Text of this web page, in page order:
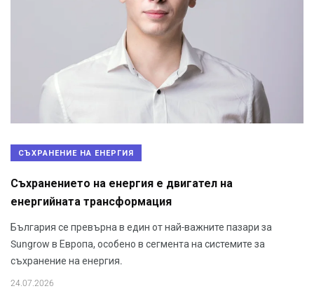
СЪХРАНЕНИЕ НА ЕНЕРГИЯ
Съхранението на енергия е двигател на
енергийната трансформация
България се превърна в един от най-важните пазари за
Sungrow в Европа, особено в сегмента на системите за
съхранение на енергия.
24.07.2026